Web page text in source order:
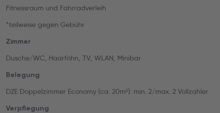
Fitnessraum und Fahrradverleih
*teilweise gegen Gebühr
Zimmer
Dusche/WC, Haarföhn, TV, WLAN, Minibar
Belegung
DZE Doppelzimmer Economy (ca. 20m²): min. 2/max. 2 Vollzahler
Verpflegung